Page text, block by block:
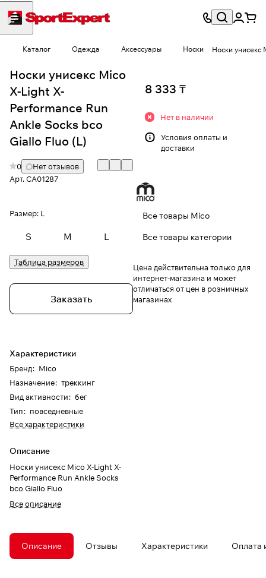
Каталог Одежда Аксессуары Носки Носки унисекс
Носки унисекс Mico
X-Light X-
Performance Run
Ankle Socks bco
Giallo Fluo (L)
0
Нет отзывов
Арт.CA01287
Размер: L
S M L
Таблица размеров
Заказать
Характеристики
Бренд: Mico
Назначение: треккинг
Вид активности: бег
Тип: повседневные
Все характеристики
Описание
Носки унисекс Mico X-Light X-
Performance Run Ankle Socks
bco Giallo Fluo
Все описание
8 333 ₸
Нет в наличии
Условия оплаты и
доставки
Все товары Mico
Все товары категории
Цена действительна только для
интернет-магазина и может
отличаться от цен в розничных
магазинах
Описание Отзывы Характеристики Оплата